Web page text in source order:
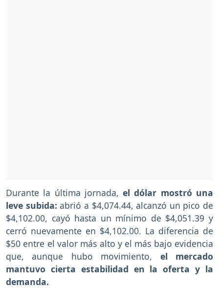
Durante la última jornada,el dólar mostró una
leve subida:abrió a $4,074.44, alcanzó un pico de
$4,102.00, cayó hasta un mínimo de $4,051.39 y
cerró nuevamente en $4,102.00. La diferencia de
$50 entre el valor más alto y el más bajo evidencia
que, aunque hubo movimiento, el mercado
mantuvo cierta estabilidad en la oferta y la
demanda.